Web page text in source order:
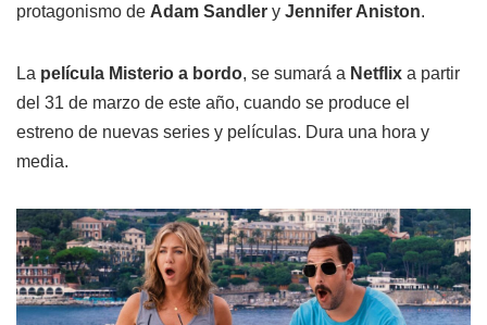
protagonismo de Adam Sandler y Jennifer Aniston.
La película Misterio a bordo, se sumará a Netflix a partir
del 31 de marzo de este año, cuando se produce el
estreno de nuevas series y películas. Dura una hora y
media.